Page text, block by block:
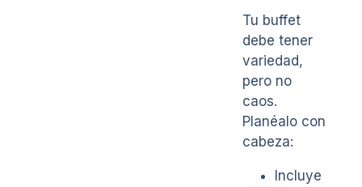
Tu buffet
debe tener
variedad,
pero no
caos.
Planéalo con
cabeza:
Incluye